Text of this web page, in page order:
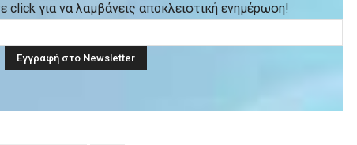
click για να λαμβάνεις αποκλειστική ενημέρωση!